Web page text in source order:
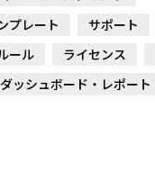
プレート
サポート
ール
ライセンス
ダッシュボード・レポート